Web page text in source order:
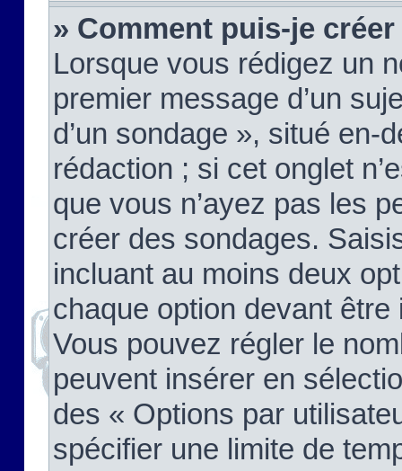
» Comment puis-je
Lorsque vous rédigez un
premier message d’un
d’un sondage », situé en-
rédaction ; si cet onglet
que vous n’ayez pas les
créer des sondages.
incluant au moins deux
chaque option devant
Vous pouvez régler le
peuvent insérer en
des « Options par
spécifier une limite de